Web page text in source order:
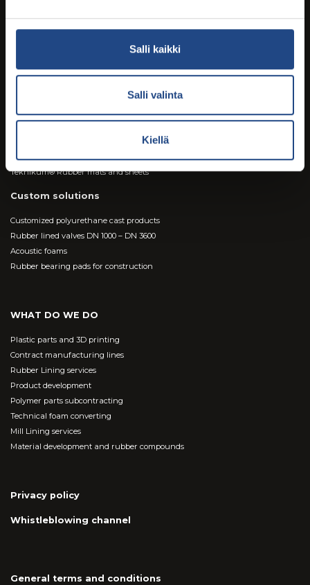
Salli kaikki
Salli valinta
Kiellä
Teknikum® Rubber Lined Steel Pipes
Teknikum TEK-SPACER™ rebar spacers
BROWSE PRODUCTS
TEKNICROSS® rubber level crossing elements
Teknikum® Vibration absorbers
Teknikum® Rubber mats and sheets
Custom solutions
Customized polyurethane cast products
Rubber lined valves DN 1000 – DN 3600
Acoustic foams
Rubber bearing pads for construction
WHAT DO WE DO
Plastic parts and 3D printing
Contract manufacturing lines
Rubber Lining services
Product development
Polymer parts subcontracting
Technical foam converting
Mill Lining services
Material development and rubber compounds
Privacy policy
Whistleblowing channel
General terms and conditions